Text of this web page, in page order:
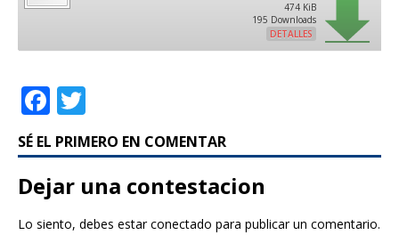
474 KiB
195 Downloads
DETALLES
F
a
c
e
b
w
it
te
r
SÉ EL PRIMERO EN COMENTAR
Dejar una contestacion
Lo siento, debes estarconectado para publicar un comentario.